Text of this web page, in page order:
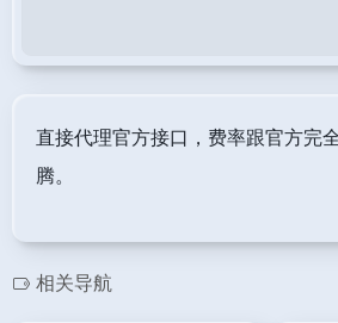
直接代理官方接口，费率跟官方完
腾。
相关导航